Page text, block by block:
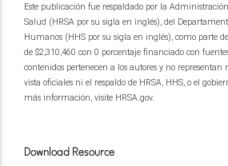
Este publicación fue respaldado por la Administración
Salud (HRSA por su sigla en inglés), del
Humanos (HHS por su sigla en inglés), como parte
de $2,310,460 con 0 porcentaje financiado con
contenidos pertenecen a los autores y no representan
vista oficiales ni el respaldo de HRSA, HHS, o el
más información, visite HRSA.gov.
Download Resource